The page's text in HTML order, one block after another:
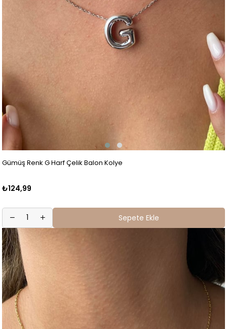
Gümüş Renk G Harf Çelik Balon Kolye
₺124,99
Sepete Ekle